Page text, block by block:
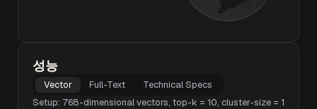
성능
Vector Full-Text
Technical Specs
Setup: 768-dimensional vectors, top-k = 10, cluster-size = 1